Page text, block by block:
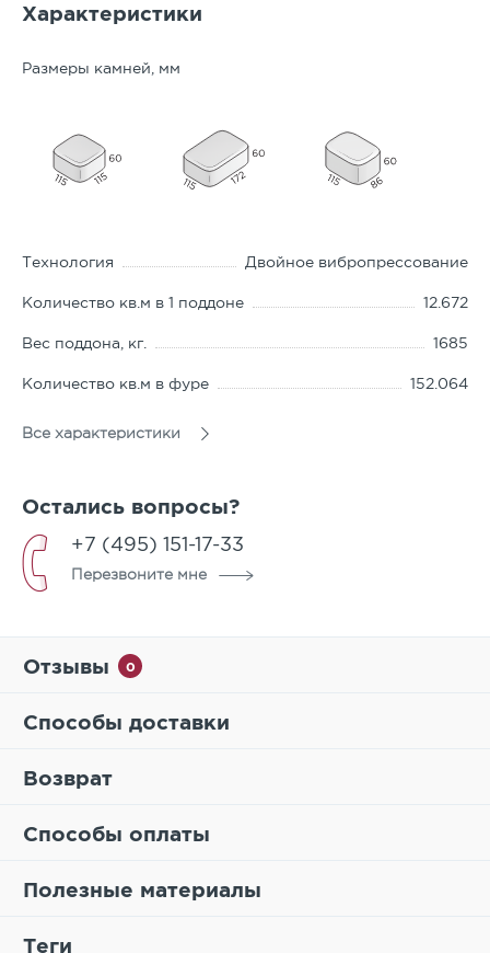
Характеристики
Размеры камней, мм
Технология Двойное вибропрессование
Количество кв.м в 1 поддоне 12.672
Вес поддона, кг. 1685
Количество кв.м в фуре 152.064
ГОСТ
Класс бетона на растяжение
Морозостойкость
Истираемость
Все характеристики
Остались вопросы?
+7 (495) 151-17-33
Перезвоните мне
Отзывы 0
Способы доставки
Возврат
Способы оплаты
Полезные материалы
Теги